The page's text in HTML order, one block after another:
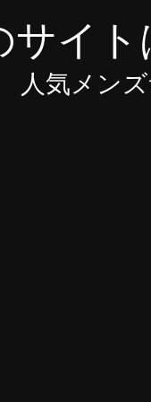
サイ
人気メン